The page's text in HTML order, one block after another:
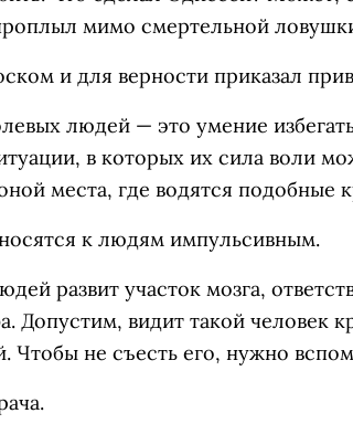
мимо смертельной
и для верности приказал
людей — это умение
в которых их сила воли
места, где водятся подобные
к людям импульсивным.
развит участок мозга,
Допустим, видит такой человек
Чтобы не съесть его, нужно